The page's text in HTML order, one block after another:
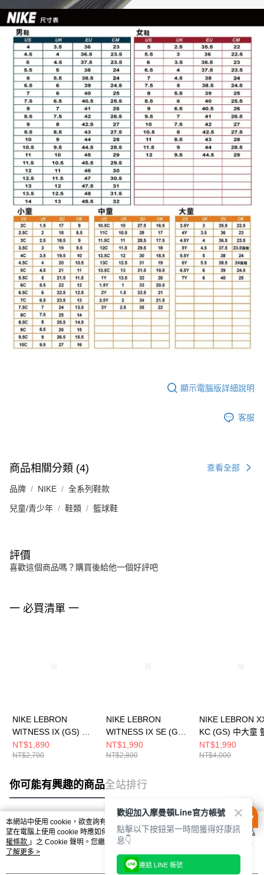
顯示電腦版詳細說明
客服
商品相關分類 (4) 查看全部
品牌 NIKE 全系列鞋款
兒童/青少年 鞋類 籃球鞋
評價
喜歡這個商品嗎？購買後給他一個好評吧
一 必買清單 一
NIKE LEBRON
WITNESS IX (GS) 中
大童 籃球鞋
HV2270005
NT$1,890
NT$2,700
NIKE LEBRON
WITNESS IX SE (GS)
中大童 籃球鞋
IQ0825400
NT$1,990
NT$2,800
NIKE LEBRON
KC (GS) 中大童
鞋 FZ7308100
NT$1,990
NT$4,000
你可能有興趣的商品全站排行
熱門標籤
本網站中使用 cookie，欲查詢有關本網站使用 cookie 方式之詳情，及若您不希
望在電腦上使用 cookie 時應如何變更電腦的 cookie 設定，請參閱本網站「
隱私
權條款 」之 Cookie 聲明。您繼續使用本網站即表示您同意本公司得按本網站使
用條款之 Cookie 聲明使用 cookie。
了解更多 >
歡迎加入摩曼頓Line官方帳號
點擊以下按鈕第一時間獲得好康訊
息👇
連結 LINE 帳號